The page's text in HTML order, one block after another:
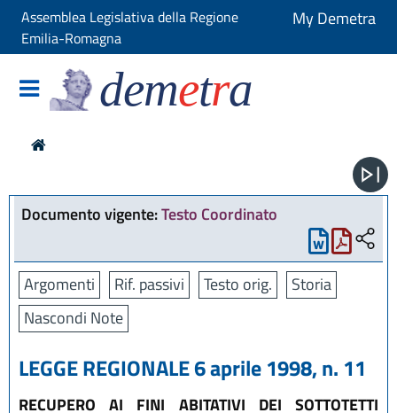
Assemblea Legislativa della Regione
Emilia-Romagna
My Demetra
demetra
Documento vigente:Testo Coordinato
Argomenti Rif. passivi Testo orig.
Storia
Nascondi Note
LEGGE REGIONALE 6 aprile 1998, n. 11
RECUPERO AI FINI ABITATIVI DEI SOTTOTETTI